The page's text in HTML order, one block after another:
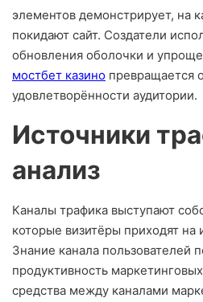
элементов демонстрирует, на
покидают сайт. Создатели
обновления оболочки и
мостбет казино превращается
удовлетворённости аудитории.
Источники
анализ
Каналы трафика выступают
которые визитёры приходят на
Знание канала пользователей
продуктивность
средства между каналами